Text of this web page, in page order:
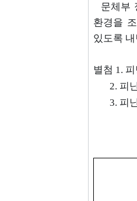
문체부
환경을
있도록 내
별첨 1.
2. 피
3. 피